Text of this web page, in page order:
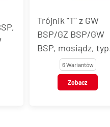
Trójnik "T" z GW
BSP/GZ BSP/GW
BSP, mosiądz, typ
6 Wariantów
Zobacz